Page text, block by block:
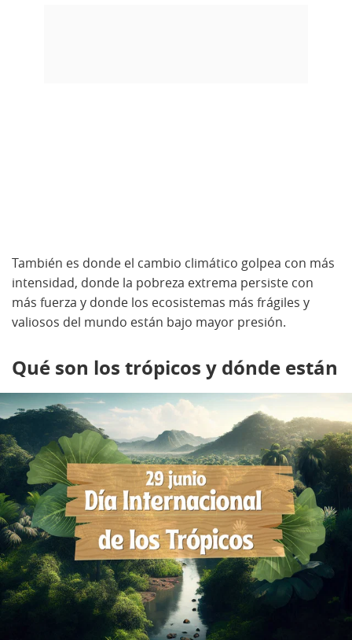
También es donde el cambio climático golpea con más
intensidad, donde la pobreza extrema persiste con
más fuerza y donde los ecosistemas más frágiles y
valiosos del mundo están bajo mayor presión.
Qué son los trópicos y dónde están